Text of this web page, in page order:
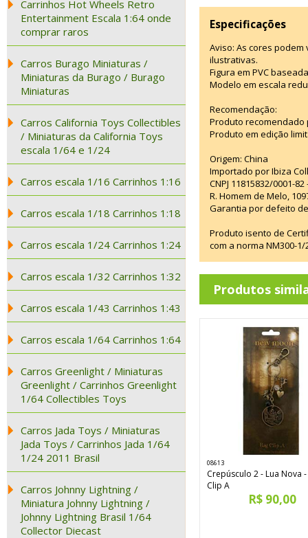
Carrinhos Hot Wheels Retro
Entertainment Escala 1:64 onde
comprar raros
Carros Burago Miniaturas /
Miniaturas da Burago / Burago
Miniaturas
Carros California Toys Collectibles
/ Miniaturas da California Toys
escala 1/64 e 1/24
Carros escala 1/16 Carrinhos 1:16
Carros escala 1/18 Carrinhos 1:18
Carros escala 1/24 Carrinhos 1:24
Carros escala 1/32 Carrinhos 1:32
Carros escala 1/43 Carrinhos 1:43
Carros escala 1/64 Carrinhos 1:64
Carros Greenlight / Miniaturas
Greenlight / Carrinhos Greenlight
1/64 Collectibles Toys
Carros Jada Toys / Miniaturas
Jada Toys / Carrinhos Jada 1/64
1/24 2011 Brasil
Carros Johnny Lightning /
Miniatura Johnny Lightning /
Johnny Lightning Brasil 1/64
Collector Diecast
Especificações
Aviso: As cores
ilustrativas.
Figura em PVC
Modelo em escala
Recomendação:
Produto recomendado
Produto em edição
Origem: China
Importado por Ibiza
CNPJ 11815832/0001-
R. Homem de Melo,
Garantia por defeito
Produto isento de
com a norma NM300-
Produtos
08613
Crepúsculo 2 - Lua Nova
Clip A
R$ 90,00